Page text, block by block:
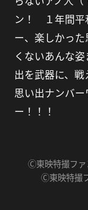
ン！ １年間平
ー、楽しかっ
くないあんな
出を武器に、戦
思い出ナンバ
ー！！！
Ⓒ東映特撮フ
Ⓒ東映特撮